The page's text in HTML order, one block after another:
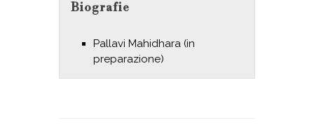
Biografie
Pallavi Mahidhara (in
preparazione)